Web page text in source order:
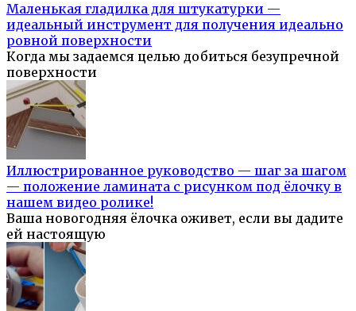
Маленькая гладилка для штукатурки —
идеальный инструмент для получения идеально
ровной поверхности
Когда мы задаемся целью добиться безупречной
поверхности
Иллюстрированное руководство — шаг за шагом
— положение ламината с рисунком под ёлочку в
нашем видео ролике!
Ваша новогодняя ёлочка оживет, если вы дадите
ей настоящую